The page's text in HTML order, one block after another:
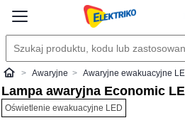
ElektrikoAwaryjne Awaryjne ewakuacyjne
Lampa awaryjna Economic
Oświetlenie ewakuacyjne LED